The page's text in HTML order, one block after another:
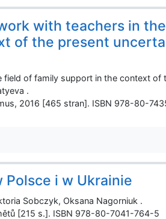
with teachers in the
of the present
of family support in the context of
.
2016 [465 stran]. ISBN 978-80-
i w Ukrainie
Sobczyk, Oksana Nagorniuk .
[215 s.]. ISBN 978-80-7041-764-5